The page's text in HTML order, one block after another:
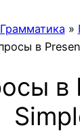
Грамматика »
в
в